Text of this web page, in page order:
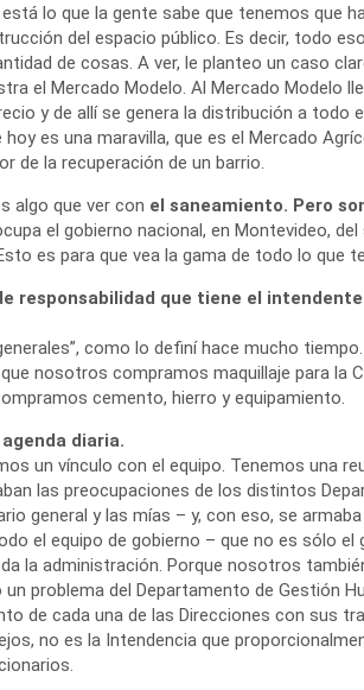
lo que la gente sabe que tenemos que
del espacio público. Es decir, todo
de cosas. A ver, le planteo un caso
el Mercado Modelo. Al Mercado Modelo
y de allí se genera la distribución a todo
es una maravilla, que es el Mercado
de la recuperación de un barrio.
algo que ver con el saneamiento. Pero
el gobierno nacional, en Montevideo,
es para que vea la gama de todo lo que
responsabilidad que tiene el
como lo definí hace mucho
nosotros compramos maquillaje para la
cemento, hierro y equipamiento.
diaria.
un vínculo con el equipo. Tenemos una
las preocupaciones de los distintos
general y las mías – y, con eso, se armaba
el equipo de gobierno – que no es sólo el
la administración. Porque nosotros
problema del Departamento de Gestión
de cada una de las Direcciones con sus
no es la Intendencia que